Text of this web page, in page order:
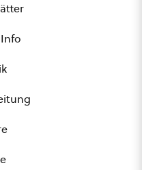
Info